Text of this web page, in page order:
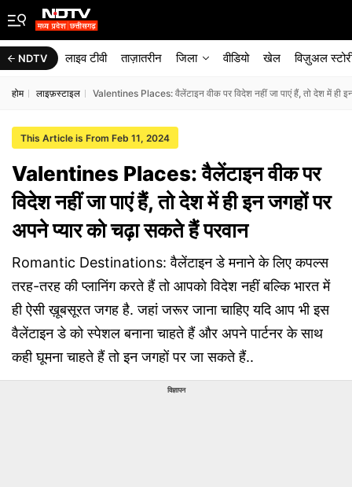
NDTV लाइव टीवी ताज़ातरीन जिला वीडियो खेल विज़ुअल
होम लाइफ़स्टाइल Valentines Places: वैलेंटाइन वीक पर विदेश नहीं जा पाएं हैं, तो देश में ही
This Article is From Feb 11, 2024
Valentines Places: वैलेंटाइन वीक पर
विदेश नहीं जा पाएं हैं, तो देश में ही इन जगहों पर
अपने प्यार को चढ़ा सकते हैं परवान
Romantic Destinations: वैलेंटाइन डे मनाने के लिए कपल्स
तरह-तरह की प्लानिंग करते हैं तो आपको विदेश नहीं बल्कि भारत में
ही ऐसी ख़ूबसूरत जगह है. जहां जरूर जाना चाहिए यदि आप भी इस
वैलेंटाइन डे को स्पेशल बनाना चाहते हैं और अपने पार्टनर के साथ
कही घूमना चाहते हैं तो इन जगहों पर जा सकते हैं..
विज्ञापन